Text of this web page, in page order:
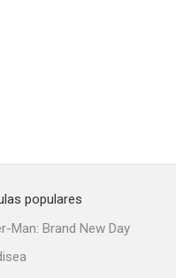
populares
Man: Brand New Day